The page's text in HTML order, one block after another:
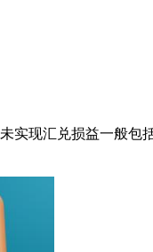
实现汇兑损益一般包